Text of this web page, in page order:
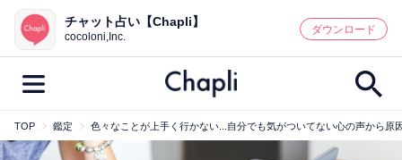
鑑定記事・占い師検索
最新記事一覧
チャット占い【Chapli】
cocoloni,Inc.
ダウンロード
TOP 鑑定 色々なことが上手く行かない...自分でも気がついてない心の声から原